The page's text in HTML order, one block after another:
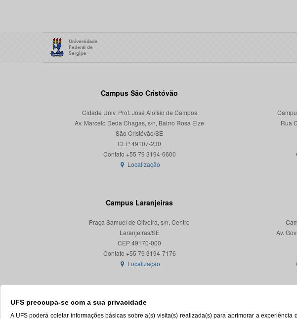
UFS preocupa-se com a sua privacidade
A UFS poderá coletar informações básicas sobre a(s) visita(s) realizada(s) para aprimorar a
Campus São Cristóvão
Cidade Univ. Prof. José Aloísio de Campos
Av. Marcelo Deda Chagas, s/n, Bairro Rosa Elze
São Cristóvão/SE
CEP 49107-230
Localização
Rua
Campus Laranjeiras
Praça Samuel de Oliveira, s/n, Centro
Laranjeiras/SE
CEP 49170-000
Localização
Av.